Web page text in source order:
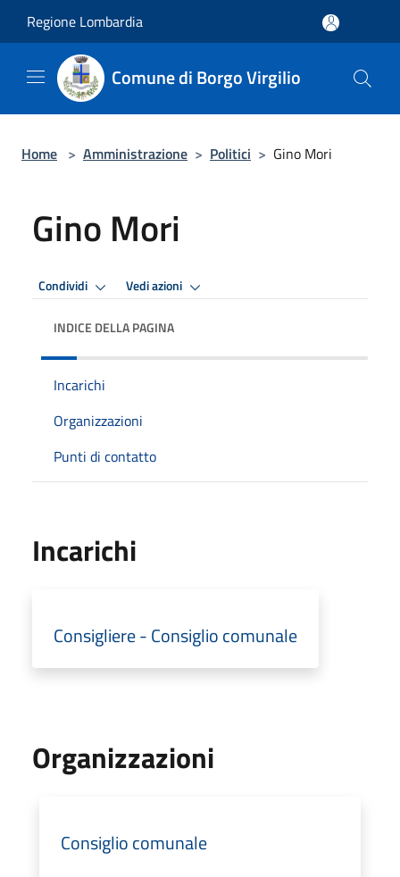
Regione Lombardia
Comune di Borgo Virgilio
Home > Amministrazione > Politici > Gino Mori
Gino Mori
Condividi Vedi azioni
INDICE DELLA PAGINA
Incarichi
Organizzazioni
Punti di contatto
Incarichi
Consigliere - Consiglio comunale
Organizzazioni
Consiglio comunale